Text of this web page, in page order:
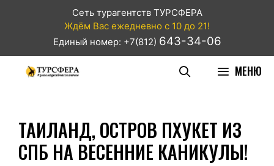
Сеть турагентств ТУРСФЕРА
Ждём Вас ежедневно с 10 до 21!
Единый номер: +7(812) 643-34-06
МЕНЮ
ТАИЛАНД, ОСТРОВ ПХУКЕТ ИЗ
СПБ НА ВЕСЕННИЕ КАНИКУЛЫ!